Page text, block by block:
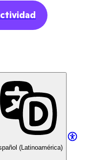
(Latinoamérica)